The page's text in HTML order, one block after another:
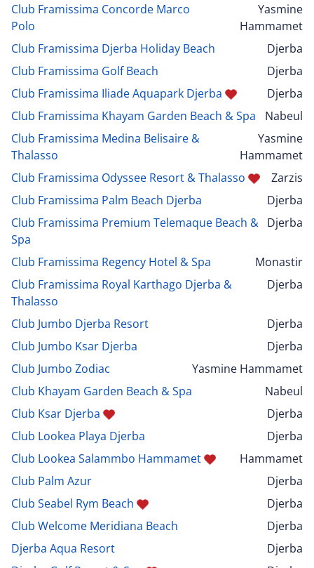
Club Framissima Concorde Marco
Polo
Yasmine
Hammamet
Club Framissima Djerba Holiday Beach
Djerba
Club Framissima Golf Beach
Djerba
Club Framissima Iliade Aquapark Djerba
Djerba
Club Framissima Khayam Garden Beach & Spa
Nabeul
Club Framissima Medina Belisaire &
Thalasso
Yasmine
Hammamet
Club Framissima Odyssee Resort & Thalasso
Zarzis
Club Framissima Palm Beach Djerba
Djerba
Club Framissima Premium Telemaque Beach &
Spa
Djerba
Club Framissima Regency Hotel & Spa
Monastir
Club Framissima Royal Karthago Djerba &
Thalasso
Djerba
Club Jumbo Djerba Resort
Djerba
Club Jumbo Ksar Djerba
Djerba
Club Jumbo Zodiac
Yasmine Hammamet
Club Khayam Garden Beach & Spa
Nabeul
Club Ksar Djerba
Djerba
Club Lookea Playa Djerba
Djerba
Club Lookea Salammbo Hammamet
Hammamet
Club Palm Azur
Djerba
Club Seabel Rym Beach
Djerba
Club Welcome Meridiana Beach
Djerba
Djerba Aqua Resort
Djerba